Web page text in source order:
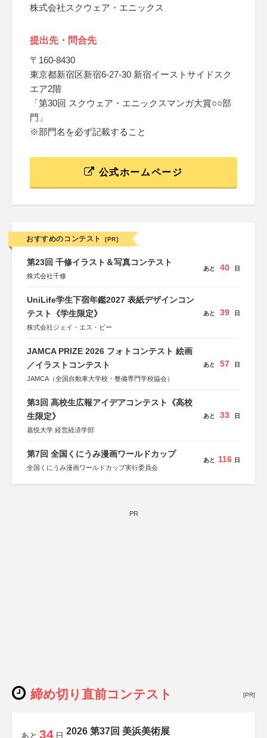
株式会社スクウェア・エニックス
提出先・問合先
〒160-8430
東京都新宿区新宿6-27-30 新宿イーストサイドスク
エア2階
「第30回 スクウェア・エニックスマンガ大賞○○部
門」
※部門名を必ず記載すること
公式ホームページ
おすすめのコンテスト [PR]
第23回 千修イラスト＆写真コンテスト
株式会社千修
あと 40 日
UniLife学生下宿年鑑2027 表紙デザインコン
テスト《学生限定》
株式会社ジェイ・エス・ビー
あと 39 日
JAMCA PRIZE 2026 フォトコンテスト 絵画
／イラストコンテスト
JAMCA（全国自動車大学校・整備専門学校協会）
あと 57 日
第3回 高校生広報アイデアコンテスト《高校
生限定》
嘉悦大学 経営経済学部
あと 33 日
第7回 全国くにうみ漫画ワールドカップ
全国くにうみ漫画ワールドカップ実行委員会
あと 116 日
PR
締め切り直前コンテスト [PR]
あと 34 日 2026 第37回 美浜美術展